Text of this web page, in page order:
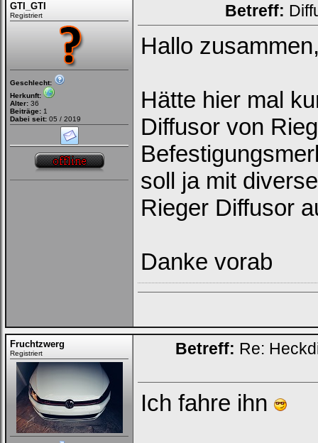
GTI_GTI
Registriert
Geschlecht:
Herkunft:
Alter: 36
Beiträge: 1
Dabei seit: 05 / 2019
Betreff:
Hallo
Hätte hier mal
Diffusor von
soll ja mit
Rieger Diffusor
Danke vorab
Fruchtzwerg
Registriert Betreff: Re:
Ich fahre ihn